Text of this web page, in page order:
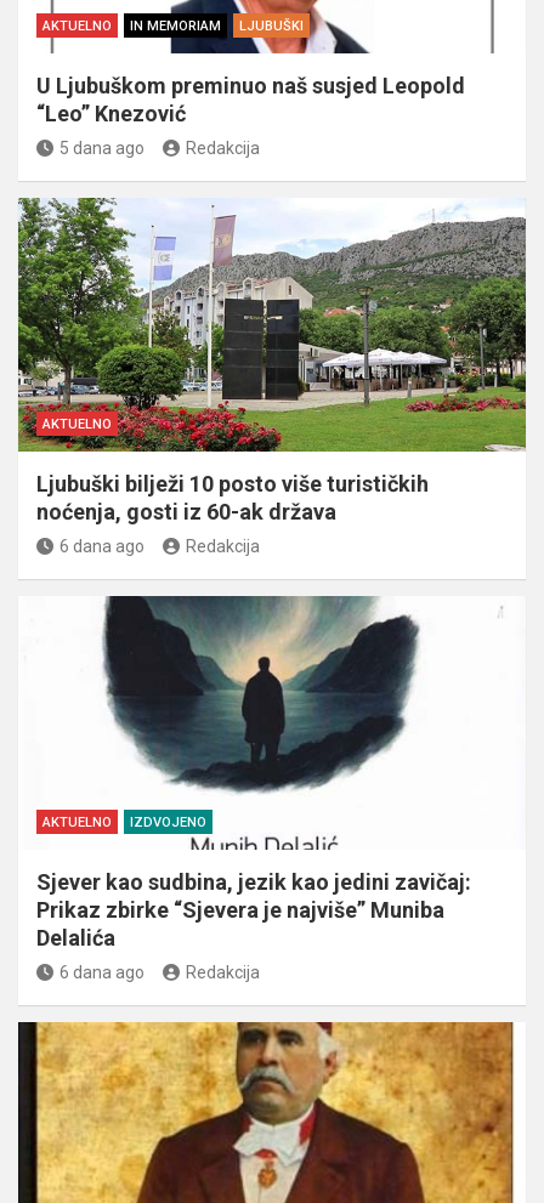
AKTUELNO IN MEMORIAM LJUBUŠKI
U Ljubuškom preminuo naš susjed Leopold
“Leo” Knezović
5 dana ago Redakcija
AKTUELNO
Ljubuški bilježi 10 posto više turističkih
noćenja, gosti iz 60-ak država
6 dana ago Redakcija
AKTUELNO IZDVOJENO
Sjever kao sudbina, jezik kao jedini zavičaj:
Prikaz zbirke “Sjevera je najviše” Muniba
Delalića
6 dana ago Redakcija